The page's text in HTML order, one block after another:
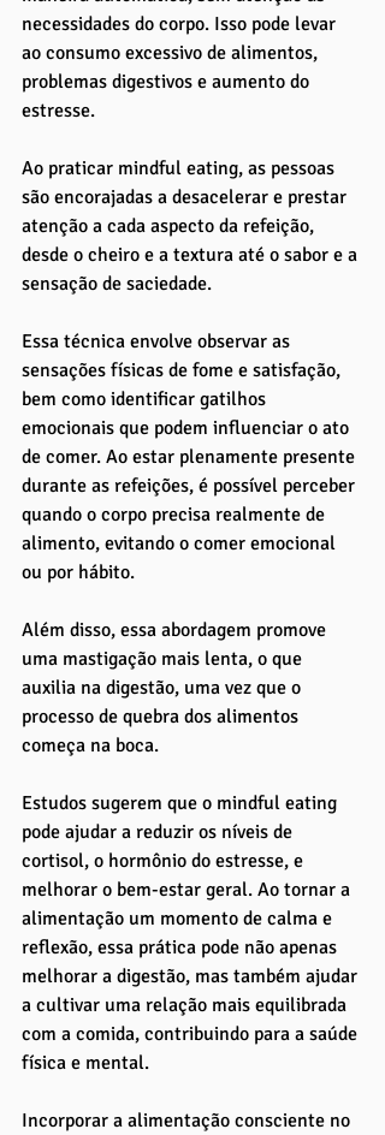
necessidades do corpo. Isso pode levar
ao consumo excessivo de alimentos,
problemas digestivos e aumento do
estresse.
Ao praticar mindful eating, as pessoas
são encorajadas a desacelerar e prestar
atenção a cada aspecto da refeição,
desde o cheiro e a textura até o sabor e a
sensação de saciedade.
Essa técnica envolve observar as
sensações físicas de fome e satisfação,
bem como identificar gatilhos
emocionais que podem influenciar o ato
de comer. Ao estar plenamente presente
durante as refeições, é possível perceber
quando o corpo precisa realmente de
alimento, evitando o comer emocional
ou por hábito.
Além disso, essa abordagem promove
uma mastigação mais lenta, o que
auxilia na digestão, uma vez que o
processo de quebra dos alimentos
começa na boca.
Estudos sugerem que o mindful eating
pode ajudar a reduzir os níveis de
cortisol, o hormônio do estresse, e
melhorar o bem-estar geral. Ao tornar a
alimentação um momento de calma e
reflexão, essa prática pode não apenas
melhorar a digestão, mas também ajudar
a cultivar uma relação mais equilibrada
com a comida, contribuindo para a saúde
física e mental.
Incorporar a alimentação consciente no